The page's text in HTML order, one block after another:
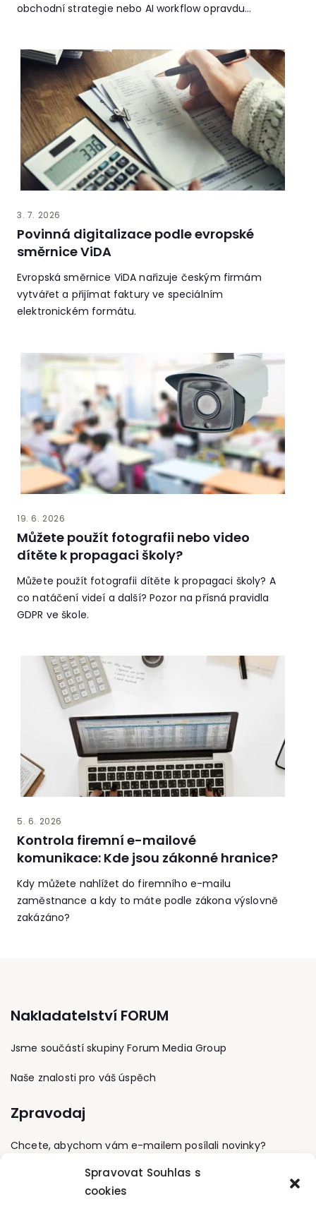
Spravovat Souhlas s
cookies
obchodní strategie nebo AI workflow opravdu
3. 7. 2026
Povinná digitalizace podle evropské
směrnice ViDA
Evropská směrnice ViDA nařizuje českým firmám
vytvářet a přijímat faktury ve speciálním
elektronickém formátu.
19. 6. 2026
Můžete použít fotografii nebo video
dítěte k propagaci školy?
Můžete použít fotografii dítěte k propagaci školy? A
co natáčení videí a další? Pozor na přísná pravidla
GDPR ve škole.
5. 6. 2026
Kontrola firemní e-mailové
komunikace: Kde jsou zákonné hranice?
Kdy můžete nahlížet do firemního e-mailu
zaměstnance a kdy to máte podle zákona výslovně
zakázáno?
Nakladatelství FORUM
Jsme součástí skupiny Forum Media Group
Naše znalosti pro váš úspěch
Zpravodaj
Chcete, abychom vám e-mailem posílali novinky?
Přihlaste se k odběru